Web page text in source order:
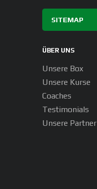
SITEMAP
ÜBER UNS
Unsere Box
Unsere Kurse
Coaches
Testimonials
Unsere Partner